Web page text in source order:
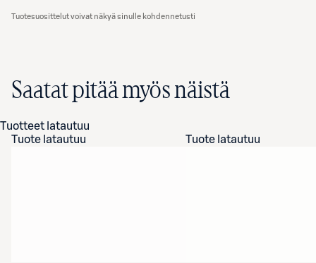
Tuotesuosittelut voivat näkyä sinulle kohdennetusti
Saatat pitää myös näistä
Tuotteet latautuu
Tuote latautuu
Tuote latautuu